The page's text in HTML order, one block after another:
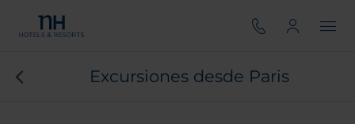
Excursiones desde Paris